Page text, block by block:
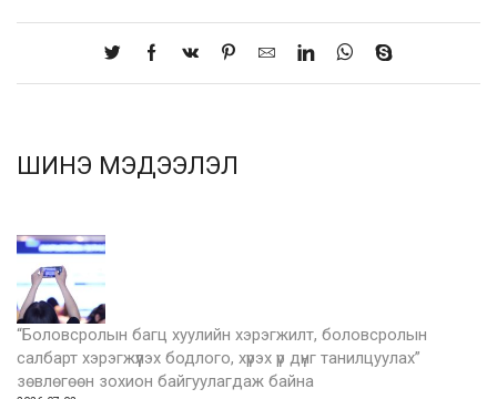
ШИНЭ МЭДЭЭЛЭЛ
“Боловсролын багц хуулийн хэрэгжилт, боловсролын
салбарт хэрэгжүүлэх бодлого, хүрэх үр дүнг танилцуулах”
зөвлөгөөн зохион байгуулагдаж байна